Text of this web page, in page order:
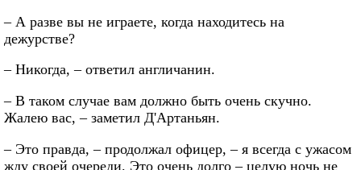
– А разве вы не играете, когда находитесь на
дежурстве?
– Никогда, – ответил англичанин.
– В таком случае вам должно быть очень скучно.
Жалею вас, – заметил Д'Артаньян.
– Это правда, – продолжал офицер, – я всегда с ужасом
жду своей очереди. Это очень долго – целую ночь не